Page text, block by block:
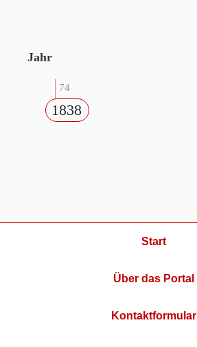
Jahr
74
1838
Start
Über das Portal
Kontaktformular